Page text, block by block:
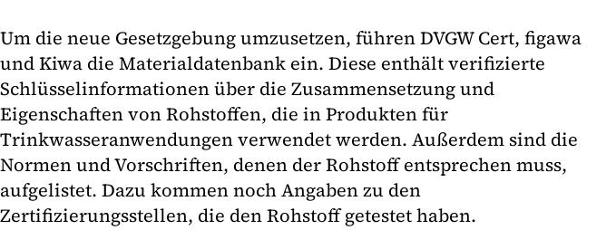
Um die neue Gesetzgebung umzusetzen, führen DVGW Cert, figawa
und Kiwa die Materialdatenbank ein. Diese enthält verifizierte
Schlüsselinformationen über die Zusammensetzung und
Eigenschaften von Rohstoffen, die in Produkten für
Trinkwasseranwendungen verwendet werden. Außerdem sind die
Normen und Vorschriften, denen der Rohstoff entsprechen muss,
aufgelistet. Dazu kommen noch Angaben zu den
Zertifizierungsstellen, die den Rohstoff getestet haben.